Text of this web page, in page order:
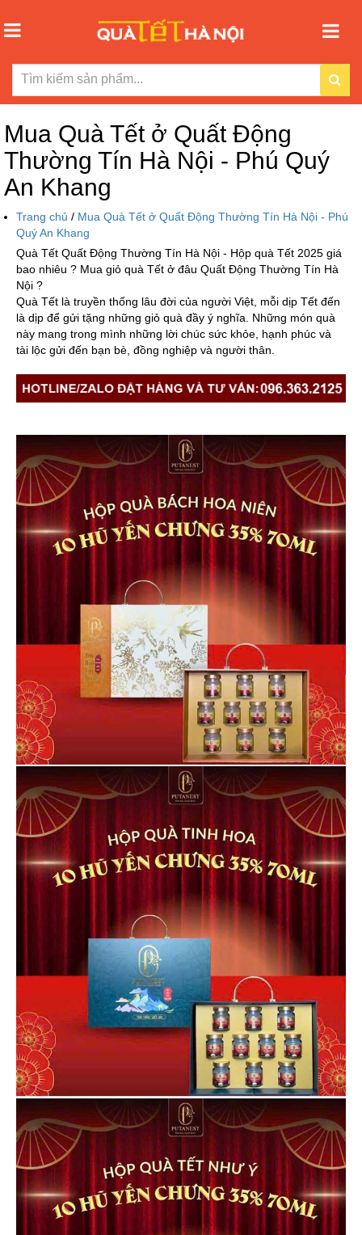
Mua Quà Tết ở Quất Động
Thường Tín Hà Nội - Phú Quý
An Khang
Trang chủ / Mua Quà Tết ở Quất Động Thường Tín Hà Nội - Phú
Quý An Khang
Quà Tết Quất Động Thường Tín Hà Nội - Hộp quà Tết 2025 giá
bao nhiêu ? Mua giỏ quà Tết ở đâu Quất Động Thường Tín Hà
Nội ?
Quà Tết là truyền thống lâu đời của người Việt, mỗi dịp Tết đến
là dịp để gửi tặng những giỏ quà đầy ý nghĩa. Những món quà
này mang trong mình những lời chúc sức khỏe, hạnh phúc và
tài lộc gửi đến bạn bè, đồng nghiệp và người thân.